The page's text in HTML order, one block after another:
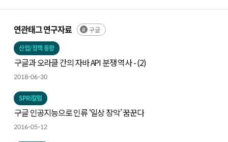
연관태그 연구자료 구글
산업/정책 동향
구글과 오라클 간의 자바 API 분쟁 역사 - (2)
2018-06-30
SPRi칼럼
구글 인공지능으로 인류 ‘일상 장악’ 꿈꾼다
2016-05-12